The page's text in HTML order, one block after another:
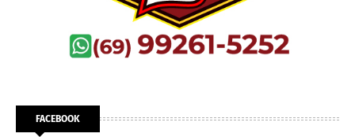
FACEBOOK